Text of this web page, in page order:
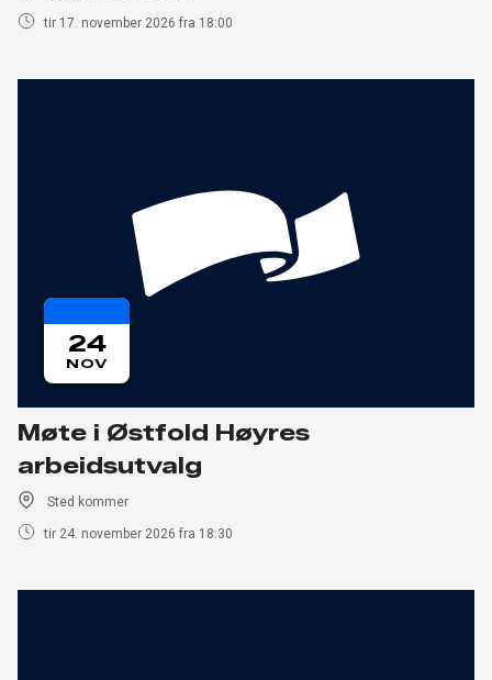
tir 17. november 2026 fra 18:00
24
NOV
Møte i Østfold Høyres
arbeidsutvalg
Sted kommer
tir 24. november 2026 fra 18:30